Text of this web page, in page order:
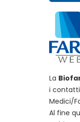
La
i
Medici/
Al fine